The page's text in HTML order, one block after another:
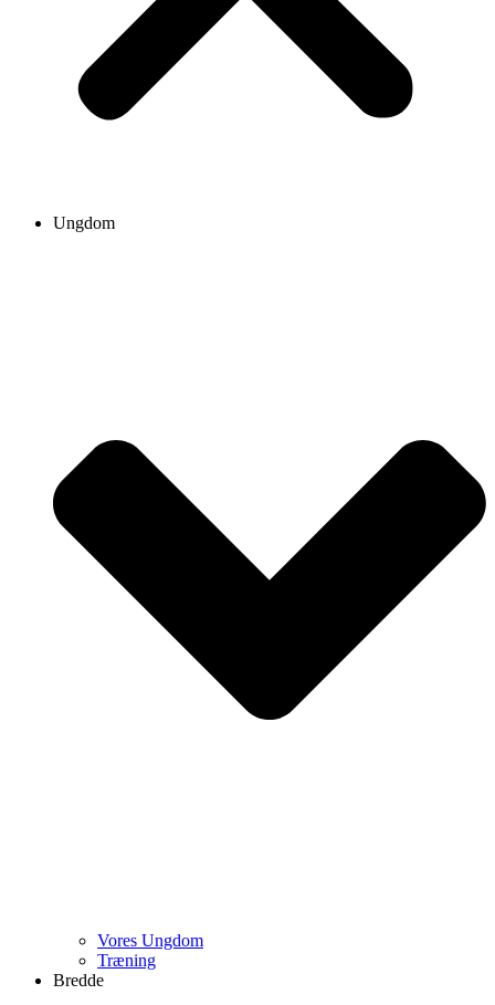
Ungdom
Vores Ungdom
Træning
Bredde